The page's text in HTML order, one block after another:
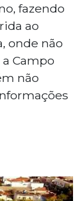
fazendo
ao
onde não
Campo
não